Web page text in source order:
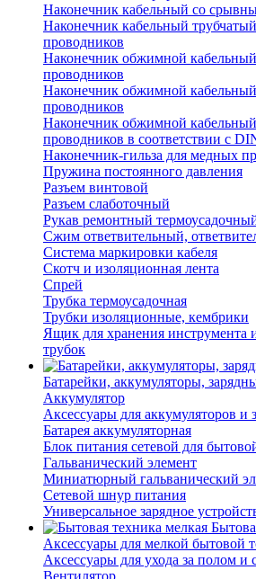
Наконечник кабельный со
Наконечник кабельный
проводников
Наконечник обжимной
проводников
Наконечник обжимной
проводников
Наконечник обжимной
проводников в соответствии с
Наконечник-гильза для медных
Пружина постоянного давления
Разъем винтовой
Разъем слаботочный
Рукав ремонтный
Сжим ответвительный,
Система маркировки кабеля
Скотч и изоляционная лента
Спрей
Трубка термоусадочная
Трубки изоляционные, кембрики
Ящик для хранения инструмента
трубок
Батарейки, аккумуляторы,
Аккумулятор
Аксессуары для аккумуляторов и
Батарея аккумуляторная
Блок питания сетевой для
Гальванический элемент
Миниатюрный гальванический
Сетевой шнур питания
Универсальное зарядное
Аксессуары для мелкой бытовой
Аксессуары для ухода за полом и
Вентилятор